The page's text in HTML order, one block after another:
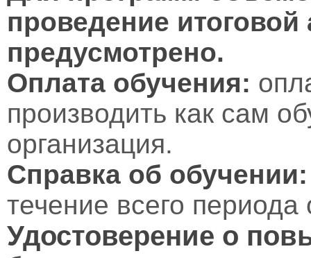
проведение итоговой
предусмотрено.
Оплата обучения:
производить как сам
организация.
Справка об обучении:
течение всего периода
Удостоверение о